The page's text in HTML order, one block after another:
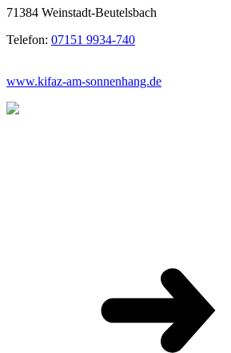
71384 Weinstadt-Beutelsbach
Telefon: 07151 9934-740
www.kifaz-am-sonnenhang.de